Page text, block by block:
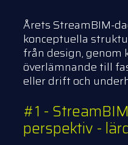
Årets StreamBIM-
konceptuella
från design, genom
överlämnande till
eller drift och
#1 -
perspektiv -